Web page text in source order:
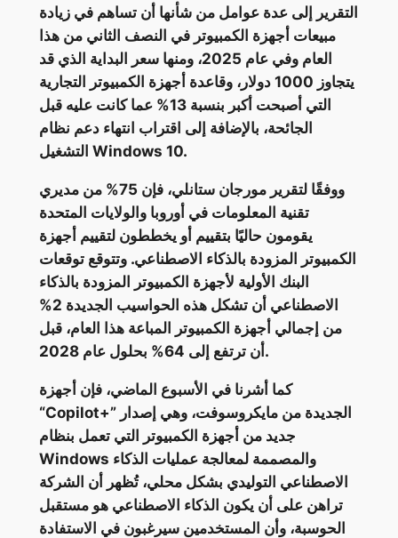
التقرير إلى عدة عوامل من شأنها أن تساهم في زيادة
مبيعات أجهزة الكمبيوتر في النصف الثاني من هذا
العام وفي عام 2025، ومنها سعر البداية الذي قد
يتجاوز 1000 دولار، وقاعدة أجهزة الكمبيوتر التجارية
التي أصبحت أكبر بنسبة 13% عما كانت عليه قبل
الجائحة، بالإضافة إلى اقتراب انتهاء دعم نظام
التشغيل Windows 10.
ووفقًا لتقرير مورجان ستانلي، فإن 75% من مديري
تقنية المعلومات في أوروبا والولايات المتحدة
يقومون حاليًا بتقييم أو يخططون لتقييم أجهزة
الكمبيوتر المزودة بالذكاء الاصطناعي. وتتوقع توقعات
البنك الأولية لأجهزة الكمبيوتر المزودة بالذكاء
الاصطناعي أن تشكل هذه الحواسيب الجديدة 2%
من إجمالي أجهزة الكمبيوتر المباعة هذا العام، قبل
أن ترتفع إلى 64% بحلول عام 2028.
كما أشرنا في الأسبوع الماضي، فإن أجهزة
“Copilot+” الجديدة من مايكروسوفت، وهي إصدار
جديد من أجهزة الكمبيوتر التي تعمل بنظام
Windows والمصممة لمعالجة عمليات الذكاء
الاصطناعي التوليدي بشكل محلي، تُظهر أن الشركة
تراهن على أن يكون الذكاء الاصطناعي هو مستقبل
الحوسبة، وأن المستخدمين سيرغبون في الاستفادة